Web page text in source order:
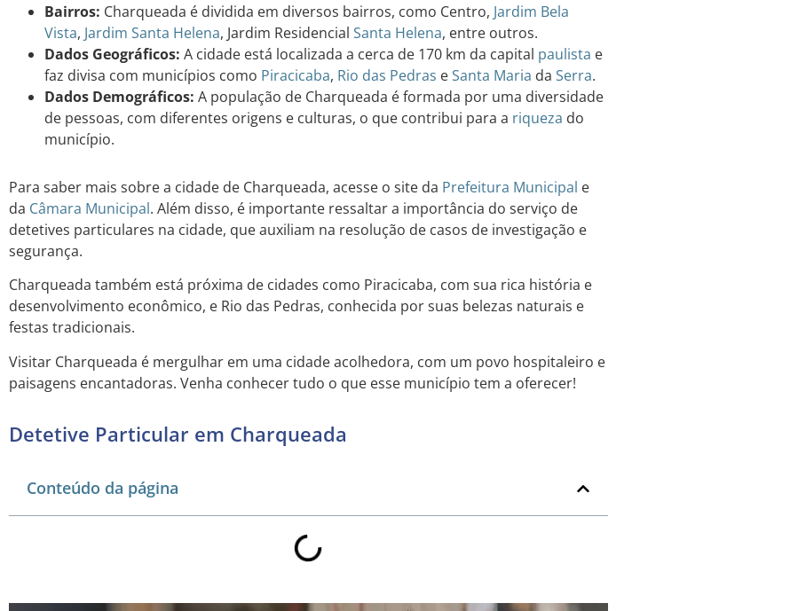
Bairros: Charqueada é dividida em diversos bairros, como Centro, Jardim Bela
Vista, Jardim Santa Helena, Jardim Residencial Santa Helena, entre outros.
Dados Geográficos: A cidade está localizada a cerca de 170 km da capital paulista e
faz divisa com municípios como Piracicaba, Rio das Pedras eSanta Maria da Serra.
Dados Demográficos: A população de Charqueada é formada por uma diversidade
de pessoas, com diferentes origens e culturas, o que contribui para a riqueza do
município.
Para saber mais sobre a cidade de Charqueada, acesse o site da Prefeitura Municipal e
da Câmara Municipal. Além disso, é importante ressaltar a importância do serviço de
detetives particulares na cidade, que auxiliam na resolução de casos de investigação e
segurança.
Charqueada também está próxima de cidades como Piracicaba, com sua rica história e
desenvolvimento econômico, e Rio das Pedras, conhecida por suas belezas naturais e
festas tradicionais.
Visitar Charqueada é mergulhar em uma cidade acolhedora, com um povo hospitaleiro e
paisagens encantadoras. Venha conhecer tudo o que esse município tem a oferecer!
Detetive Particular em Charqueada
Conteúdo da página